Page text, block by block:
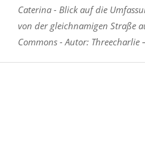
Caterina - Blick auf die
von der gleichnamigen Straße
Commons - Autor: Threecharlie